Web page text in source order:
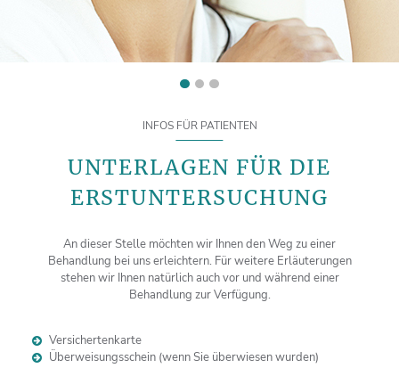
INFOS FÜR PATIENTEN
UNTERLAGEN FÜR DIE
ERSTUNTERSUCHUNG
An dieser Stelle möchten wir Ihnen den Weg zu einer
Behandlung bei uns erleichtern. Für weitere Erläuterungen
stehen wir Ihnen natürlich auch vor und während einer
Behandlung zur Verfügung.
Versichertenkarte
Überweisungsschein (wenn Sie überwiesen wurden)